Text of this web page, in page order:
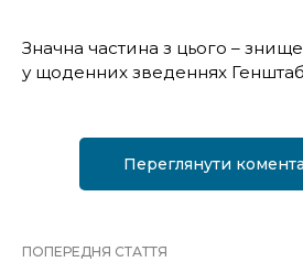
Значна частина з цього –
у щоденних зведеннях
Переглянути
ПОПЕРЕДНЯ СТАТТЯ